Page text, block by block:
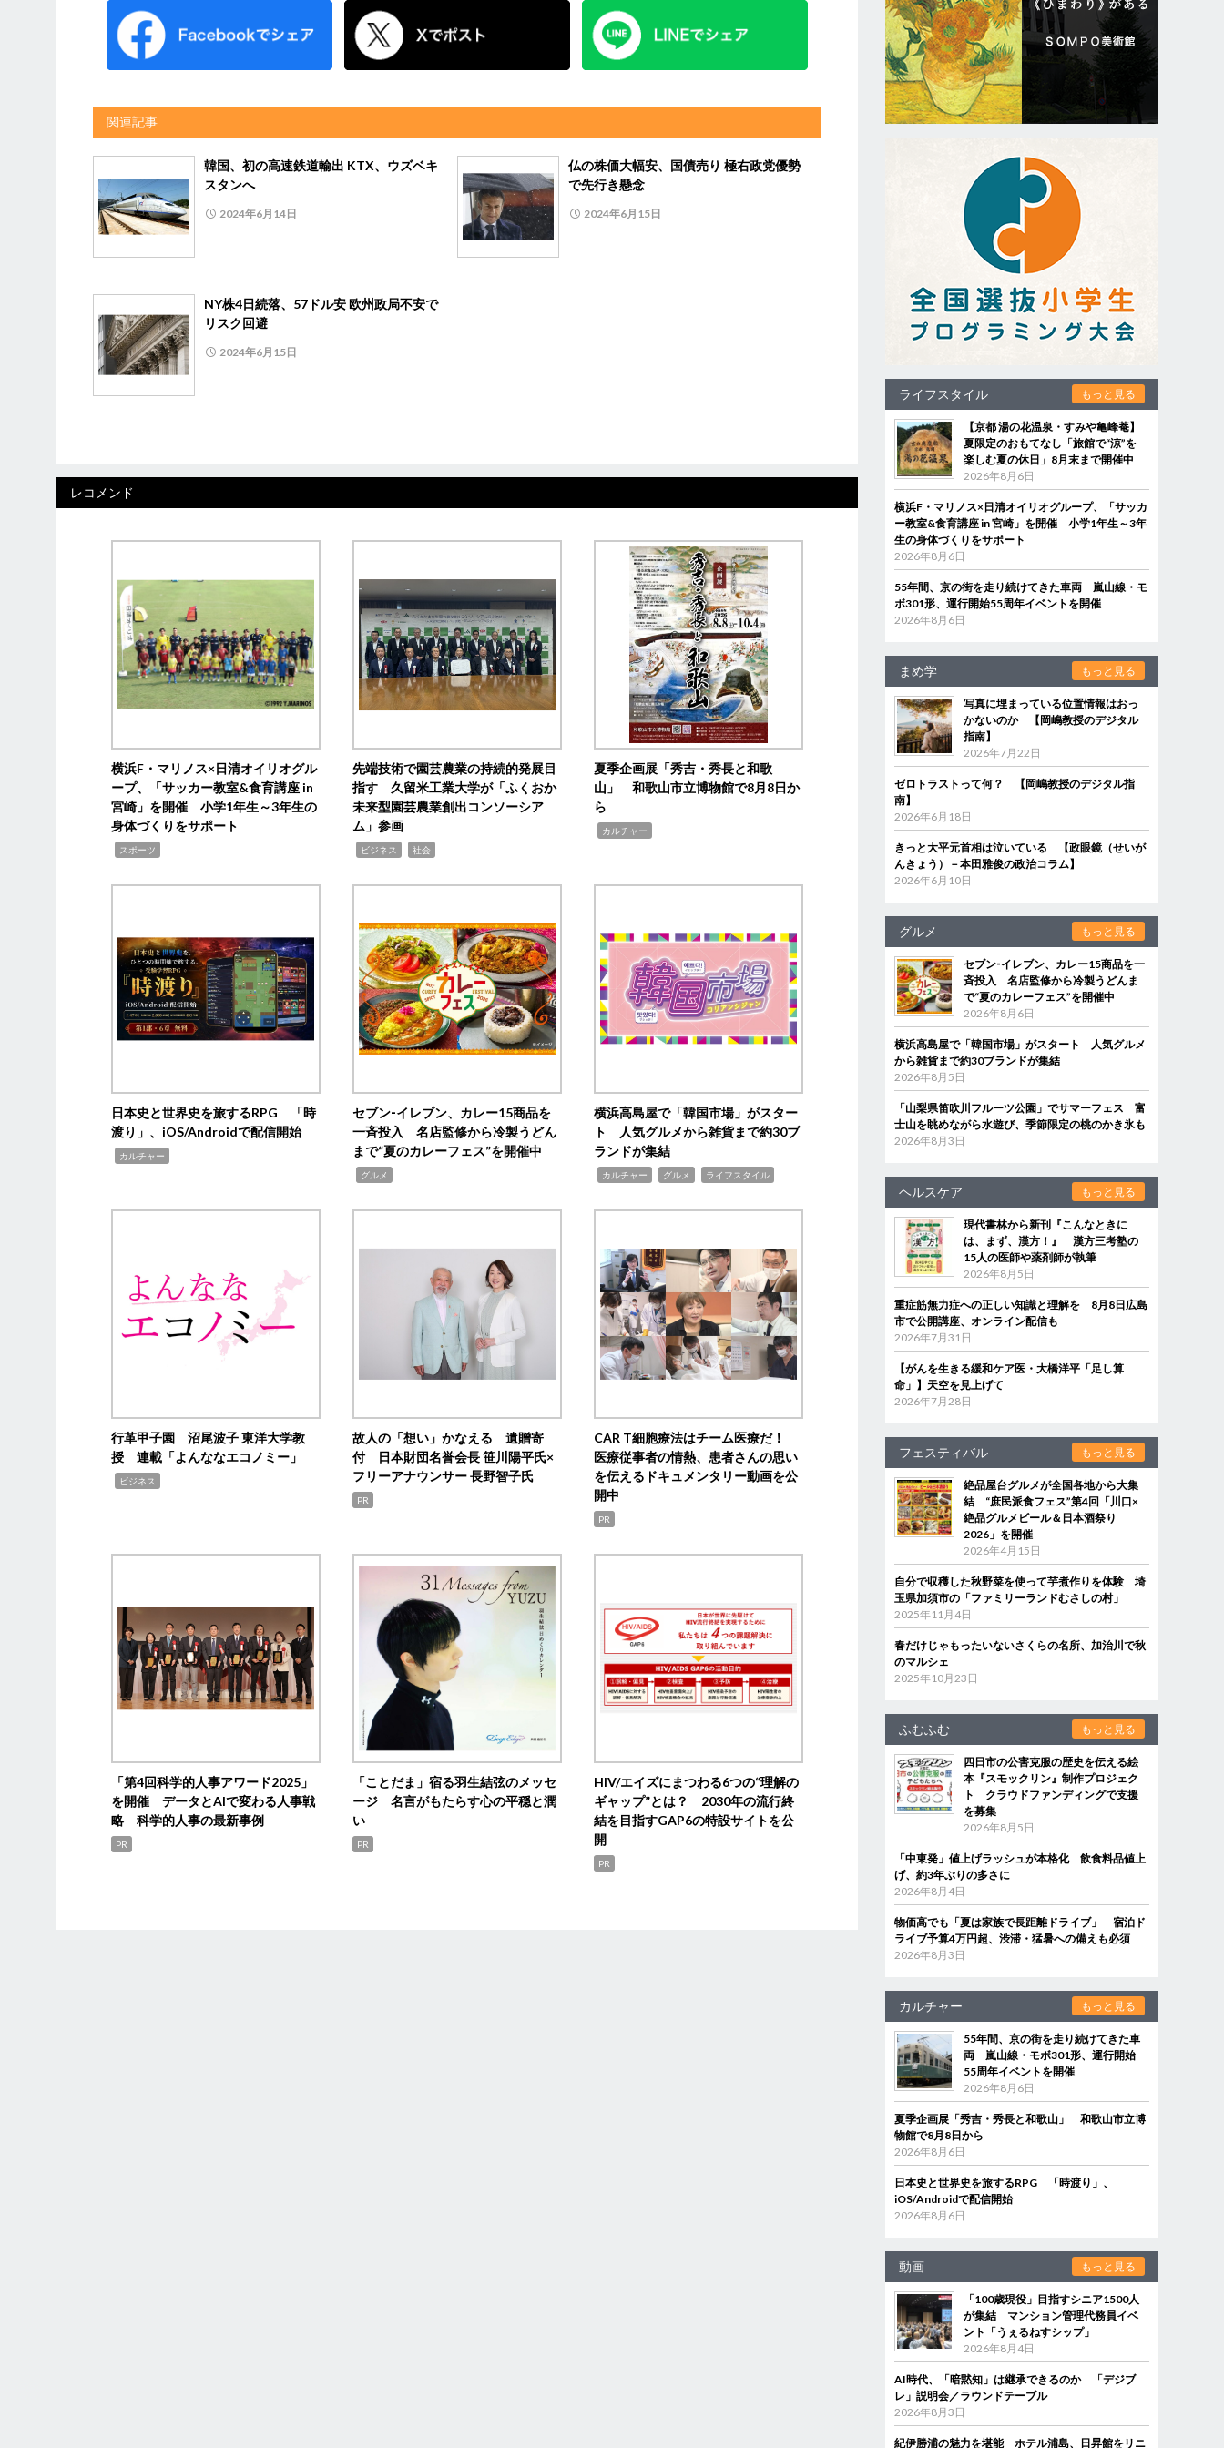
関連記事
韓国、初の高速鉄道輸出 KTX、ウズベキ
スタンへ
2024年6月14日
仏の株価大幅安、国債売り 極右政党優勢
で先行き懸念
2024年6月15日
NY株4日続落、57ドル安 欧州政局不安で
リスク回避
2024年6月15日
レコメンド
横浜F・マリノス×日清オイリオグル
ープ、「サッカー教室&食育講座 in
宮崎」を開催 小学1年生～3年生の
身体づくりをサポート
スポーツ
先端技術で園芸農業の持続的発展目
指す 久留米工業大学が「ふくおか
未来型園芸農業創出コンソーシア
ム」参画
ビジネス 社会
夏季企画展「秀吉・秀長と和歌
山」 和歌山市立博物館で8月8日か
ら
カルチャー
日本史と世界史を旅するRPG 「時
渡り」、iOS/Androidで配信開始
カルチャー
セブン‐イレブン、カレー15商品を
一斉投入 名店監修から冷製うどん
まで“夏のカレーフェス”を開催中
グルメ
横浜高島屋で「韓国市場」がスター
ト 人気グルメから雑貨まで約30ブ
ランドが集結
カルチャー グルメ ライフスタイル
行革甲子園 沼尾波子 東洋大学教
授 連載「よんななエコノミー」
ビジネス
故人の「想い」かなえる 遺贈寄
付 日本財団名誉会長 笹川陽平氏×
フリーアナウンサー 長野智子氏
PR
CAR T細胞療法はチーム医療だ！
医療従事者の情熱、患者さんの思い
を伝えるドキュメンタリー動画を公
開中
PR
「第4回科学的人事アワード2025」
を開催 データとAIで変わる人事戦
略 科学的人事の最新事例
PR
「ことだま」宿る羽生結弦のメッセ
ージ 名言がもたらす心の平穏と潤
い
PR
HIV/エイズにまつわる6つの“理解の
ギャップ”とは？ 2030年の流行終
結を目指すGAP6の特設サイトを公
開
PR
ライフスタイル もっと見る
【京都 湯の花温泉・すみや亀峰菴】
夏限定のおもてなし「旅館で“涼”を
楽しむ夏の休日」8月末まで開催中
2026年8月6日
横浜F・マリノス×日清オイリオグループ、「サッカ
ー教室&食育講座 in 宮崎」を開催 小学1年生～3年
生の身体づくりをサポート
2026年8月6日
55年間、京の街を走り続けてきた車両 嵐山線・モ
ボ301形、運行開始55周年イベントを開催
2026年8月6日
まめ学 もっと見る
写真に埋まっている位置情報はおっ
かないのか 【岡嶋教授のデジタル
指南】
2026年7月22日
ゼロトラストって何？ 【岡嶋教授のデジタル指
南】
2026年6月18日
きっと大平元首相は泣いている 【政眼鏡（せいが
んきょう）－本田雅俊の政治コラム】
2026年6月10日
グルメ もっと見る
セブン‐イレブン、カレー15商品を一
斉投入 名店監修から冷製うどんま
で“夏のカレーフェス”を開催中
2026年8月6日
横浜高島屋で「韓国市場」がスタート 人気グルメ
から雑貨まで約30ブランドが集結
2026年8月5日
「山梨県笛吹川フルーツ公園」でサマーフェス 富
士山を眺めながら水遊び、季節限定の桃のかき氷も
2026年8月3日
ヘルスケア もっと見る
現代書林から新刊『こんなときに
は、まず、漢方！』 漢方三考塾の
15人の医師や薬剤師が執筆
2026年8月5日
重症筋無力症への正しい知識と理解を 8月8日広島
市で公開講座、オンライン配信も
2026年7月31日
【がんを生きる緩和ケア医・大橋洋平「足し算
命」】天空を見上げて
2026年7月28日
フェスティバル もっと見る
絶品屋台グルメが全国各地から大集
結 “庶民派食フェス”第4回「川口×
絶品グルメビール＆日本酒祭り
2026」を開催
2026年4月15日
自分で収穫した秋野菜を使って芋煮作りを体験 埼
玉県加須市の「ファミリーランドむさしの村」
2025年11月4日
春だけじゃもったいないさくらの名所、加治川で秋
のマルシェ
2025年10月23日
ふむふむ もっと見る
四日市の公害克服の歴史を伝える絵
本『スモックリン』制作プロジェク
ト クラウドファンディングで支援
を募集
2026年8月5日
「中東発」値上げラッシュが本格化 飲食料品値上
げ、約3年ぶりの多さに
2026年8月4日
物価高でも「夏は家族で長距離ドライブ」 宿泊ド
ライブ予算4万円超、渋滞・猛暑への備えも必須
2026年8月3日
カルチャー もっと見る
55年間、京の街を走り続けてきた車
両 嵐山線・モボ301形、運行開始
55周年イベントを開催
2026年8月6日
夏季企画展「秀吉・秀長と和歌山」 和歌山市立博
物館で8月8日から
2026年8月6日
日本史と世界史を旅するRPG 「時渡り」、
iOS/Androidで配信開始
2026年8月6日
動画 もっと見る
「100歳現役」目指すシニア1500人
が集結 マンション管理代務員イベ
ント「うぇるねすシップ」
2026年8月4日
AI時代、「暗黙知」は継承できるのか 「デジブ
レ」説明会／ラウンドテーブル
2026年8月3日
紀伊勝浦の魅力を堪能 ホテル浦島、日昇館をリニ